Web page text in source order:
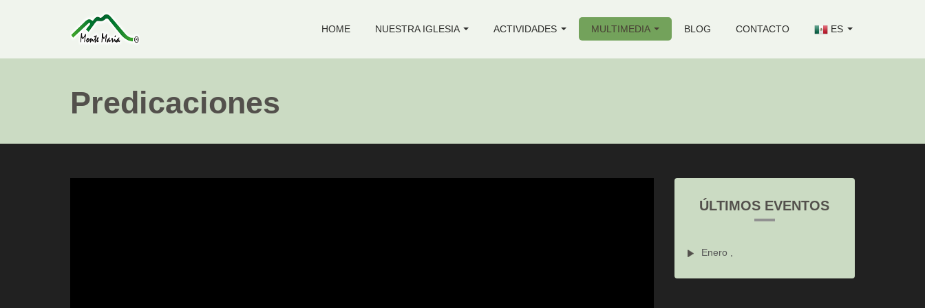
HOME NUESTRA IGLESIA ACTIVIDADES MULTIMEDIA BLOG CONTACTO ES
Predicaciones
ÚLTIMOS EVENTOS
Enero ,